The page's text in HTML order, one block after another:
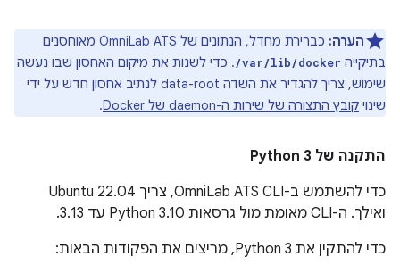
הערה:
כברירת מחדל, הנתונים של OmniLab ATS מאוחסנים
בתיקייה /var/lib/docker. כדי לשנות את מיקום האחסון שבו נעשה
שימוש, צריך להגדיר את השדה data-root לנתיב אחסון חדש על ידי
שינוי קובץ התצורה של שירות ה-daemon של Docker .
התקנה של Python 3
כדי להשתמש ב-OmniLab ATS CLI, צריך Ubuntu 22.04
ואילך. ה-CLI מאומת מול גרסאות Python 3.10 עד 3.13.
כדי להתקין את Python 3, מריצים את הפקודות הבאות: